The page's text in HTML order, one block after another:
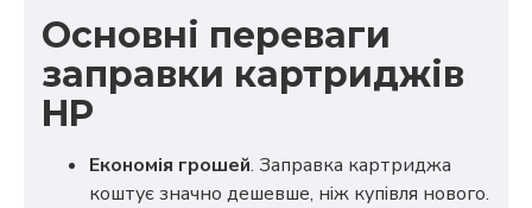
Основні переваги
заправки картриджів
HP
Економія грошей. Заправка картриджа
коштує значно дешевше, ніж купівля нового.